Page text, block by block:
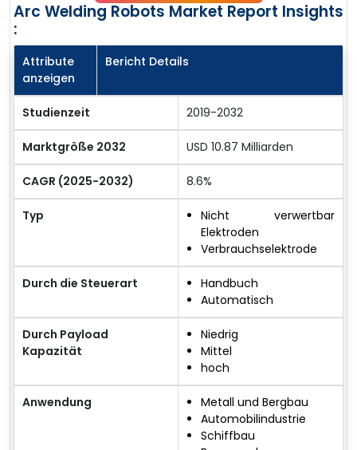
Arc Welding Robots Market Report Insights
:
Attribute
anzeigen
Bericht Details
Studienzeit 2019-2032
Marktgröße 2032 USD 10.87 Milliarden
CAGR (2025-2032) 8.6%
Typ
Nicht verwertbar
Elektroden
Verbrauchselektrode
Durch die Steuerart
Handbuch
Automatisch
Durch Payload
Kapazität
Niedrig
Mittel
hoch
Anwendung
Metall und Bergbau
Automobilindustrie
Schiffbau